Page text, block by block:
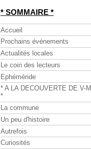
* SOMMAIRE *
Accueil
Prochains événements
Actualités locales
Le coin des lecteurs
Ephéméride
* A LA DECOUVERTE DE V-M
*
La commune
Un peu d'histoire
Autrefois
Curiosités